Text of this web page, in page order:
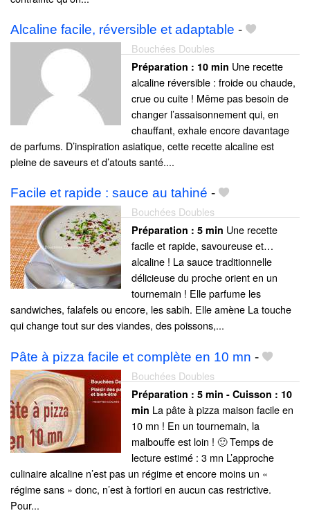
Alcaline facile, réversible et adaptable -
Bouchées Doubles
Préparation : 10 min Une recette
alcaline réversible : froide ou chaude,
crue ou cuite ! Même pas besoin de
changer l’assaisonnement qui, en
chauffant, exhale encore davantage
de parfums. D’inspiration asiatique, cette recette alcaline est
pleine de saveurs et d’atouts santé....
Facile et rapide : sauce au tahiné -
Bouchées Doubles
Préparation : 5 min Une recette
facile et rapide, savoureuse et…
alcaline ! La sauce traditionnelle
délicieuse du proche orient en un
tournemain ! Elle parfume les
sandwiches, falafels ou encore, les sabih. Elle amène La touche
qui change tout sur des viandes, des poissons,...
Pâte à pizza facile et complète en 10 mn -
Bouchées Doubles
Préparation : 5 min - Cuisson : 10
min La pâte à pizza maison facile en
10 mn ! En un tournemain, la
malbouffe est loin ! 🙂 Temps de
lecture estimé : 3 mn L’approche
culinaire alcaline n’est pas un régime et encore moins un «
régime sans » donc, n’est à fortiori en aucun cas restrictive.
Pour...